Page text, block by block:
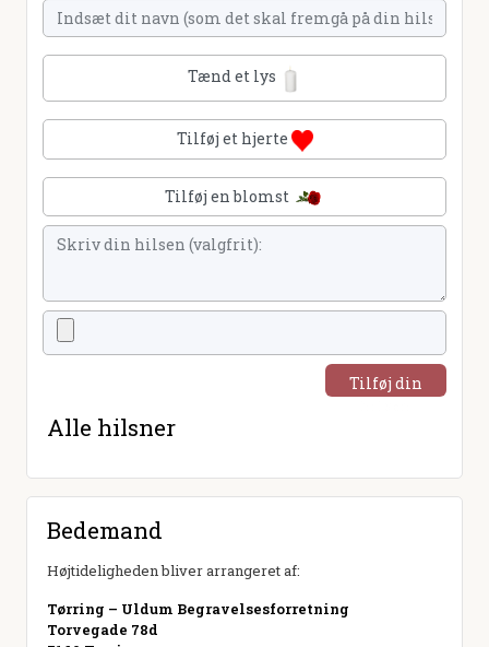
Tænd et lys
Tilføj et hjerte
Tilføj en blomst
Tilføj din
Alle hilsner
Bedemand
Højtideligheden bliver arrangeret af:
Tørring – Uldum Begravelsesforretning
Torvegade 78d